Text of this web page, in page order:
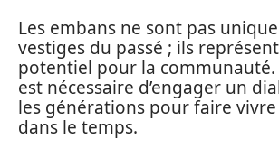
Les embans ne sont pas
vestiges du passé ; ils
potentiel pour la communauté.
est nécessaire d’engager un
les générations pour faire vivre
dans le temps.